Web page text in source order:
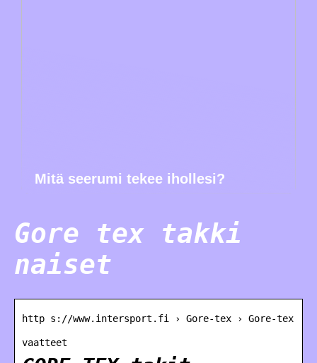
Mitä seerumi tekee ihollesi?
Gore tex takki
naiset
http s://www.intersport.fi › Gore-tex › Gore-tex
vaatteet